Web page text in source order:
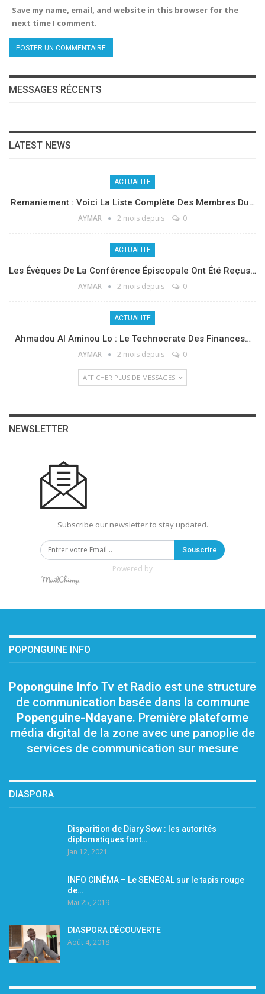
Save my name, email, and website in this browser for the
next time I comment.
MESSAGES RÉCENTS
LATEST NEWS
ACTUALITE
Remaniement : Voici La Liste Complète Des Membres Du…
AYMAR 2 mois depuis 0
ACTUALITE
Les Évêques De La Conférence Épiscopale Ont Été Reçus…
AYMAR 2 mois depuis 0
ACTUALITE
Ahmadou Al Aminou Lo : Le Technocrate Des Finances…
AYMAR 2 mois depuis 0
AFFICHER PLUS DE MESSAGES
NEWSLETTER
Subscribe our newsletter to stay updated.
Souscrire
Powered by
POPONGUINE INFO
Poponguine Info Tv et Radio est une structure
de communication basée dans la commune
Popenguine-Ndayane. Première plateforme
média digital de la zone avec une panoplie de
services de communication sur mesure
DIASPORA
Disparition de Diary Sow : les autorités
diplomatiques font…
Jan 12, 2021
INFO CINÉMA – Le SENEGAL sur le tapis rouge
de…
Mai 25, 2019
DIASPORA DÉCOUVERTE
Août 4, 2018